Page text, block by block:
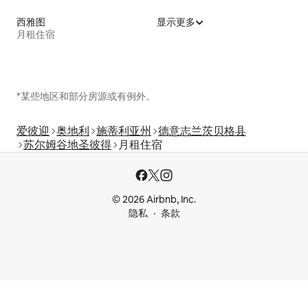
西雅图
月租住宿
显示更多
*某些地区和部分房源或有例外。
爱彼迎 奥地利 施蒂利亚州
德意志兰茨贝格县
苏尔姆谷地圣彼得 月租住宿
© 2026 Airbnb, Inc.
隐私
条款